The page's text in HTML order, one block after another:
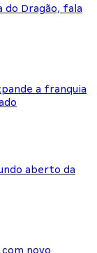
do Dragão, fala
a franquia
aberto da
novo